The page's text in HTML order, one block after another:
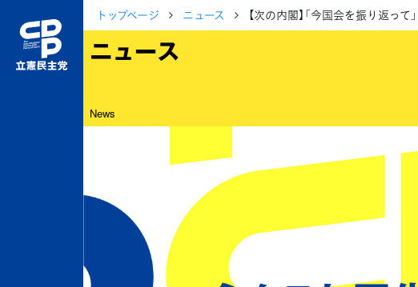
トップページ ニュース 【次の内閣】「今国会を振り返
ニュース
News